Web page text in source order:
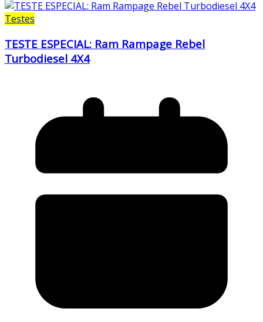
Testes
TESTE ESPECIAL: Ram Rampage Rebel
Turbodiesel 4X4